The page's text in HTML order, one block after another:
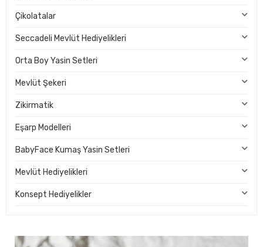
Çikolatalar
Seccadeli Mevlüt Hediyelikleri
Orta Boy Yasin Setleri
Mevlüt Şekeri
Zikirmatik
Eşarp Modelleri
BabyFace Kumaş Yasin Setleri
Mevlüt Hediyelikleri
Konsept Hediyelikler